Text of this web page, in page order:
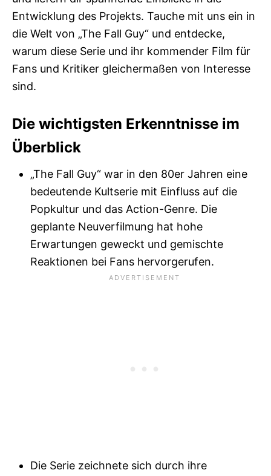
Entwicklung des Projekts. Tauche mit uns ein in
die Welt von „The Fall Guy“ und entdecke,
warum diese Serie und ihr kommender Film für
Fans und Kritiker gleichermaßen von Interesse
sind.
Die wichtigsten Erkenntnisse im
Überblick
„The Fall Guy“ war in den 80er Jahren eine
bedeutende Kultserie mit Einfluss auf die
Popkultur und das Action-Genre. Die
geplante Neuverfilmung hat hohe
Erwartungen geweckt und gemischte
Reaktionen bei Fans hervorgerufen.
Die Serie zeichnete sich durch ihre